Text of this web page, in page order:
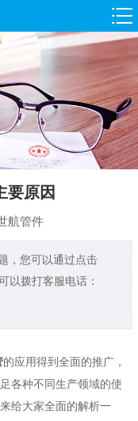
要原因
航管件
，您可以通过点击
以拨打客服电话：
的应用得到全面的推广，
各种不同生产领域的使
给大家全面的解析一